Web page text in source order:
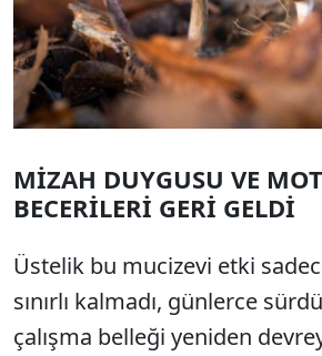
MİZAH DUYGUSU VE
BECERİLERİ GERİ GELDİ
Üstelik bu mucizevi etki
sınırlı kalmadı, günlerce
çalışma belleği yeniden